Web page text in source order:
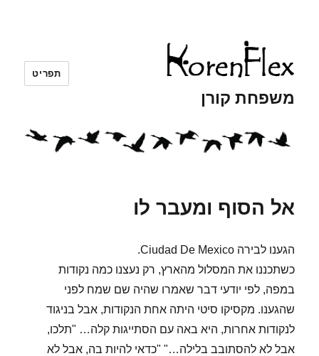
משפחת קורן
תפריט
אל הסוף ומעבר לו
הגענו לבירה Ciudad De Mexico.
כשתכננו את המסלול מהארץ, רק נעצנו כמה נקודות
במפה, לפי יודעי דבר שאמרו שהיה שם שמח לפני
שהגענו. מקסיקו סיטי היתה אחת הנקודות, אבל בניגוד
לנקודות אחרות, היא באה עם הסתייגות קלה… "תלכו,
אבל לא להסתובב בלילה…" "כדאי להיות בה, אבל לא